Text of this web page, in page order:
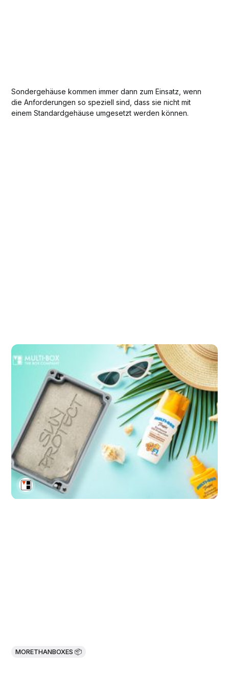
Sondergehäuse kommen immer dann zum Einsatz, wenn
die Anforderungen so speziell sind, dass sie nicht mit
einem Standardgehäuse umgesetzt werden können.
MORETHANBOXES 📦